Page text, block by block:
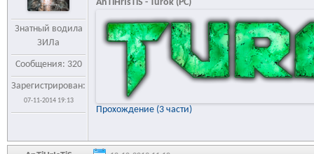
Знатный водила
ЗИЛа
Сообщения: 320
Зарегистрирован:
07-11-2014 19:13
AnTiHrIsTiS - Turok (PC)
Прохождение (3 части)